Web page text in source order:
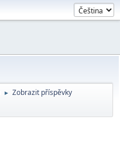
► Zobrazit příspěvky